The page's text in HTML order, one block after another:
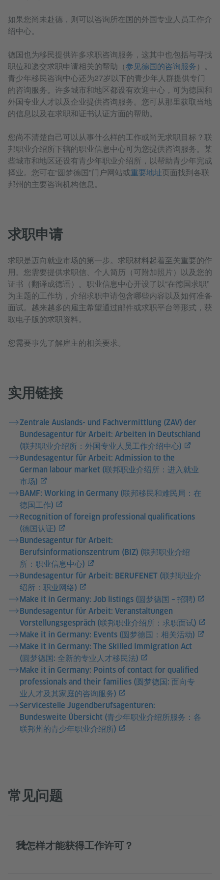
如果您尚未赴德，则可以咨询所在国的外国专业人员工作介
绍中心。
德国也为移民提供许多求职咨询服务，这其中也包括与寻找
职位和递交求职申请相关的帮助（参见德国的咨询服务）。
青少年移民咨询中心还为27岁以下的青少年人群提供专门
的咨询服务。许多城市和地区都设有欢迎中心，可为德国和
外国专业人才以及企业提供咨询服务。您可从那里获取当地
的信息以及在求职和证书认证方面的帮助。
您尚不清楚自己可以从事什么样的工作或尚无求职目标？联
邦职业介绍所下辖的职业信息中心可为您提供咨询服务。某
些城市和地区还设有青少年职业介绍所，以帮助青少年完成
择业。您可在“圆梦德国”门户网站或重要地址页面找到各联
邦州的主要咨询机构信息。
求职申请
求职是迈向就业市场的第一步。求职材料起着至关重要的作
用。您需要提供求职信、个人简历（可附加照片）以及您的
证书（翻译成德语）。职业信息中心开设了以“在德国求职”
为主题的工作坊，介绍求职申请包含哪些内容以及如何准备
面试。越来越多的雇主希望通过邮件或求职平台等形式，获
取电子版的求职资料。
您需要事先了解雇主的相关要求。
实用链接
Zentrale Auslands- und Fachvermittlung (ZAV) der
Bundesagentur für Arbeit: Arbeiten in Deutschland
(联邦职业介绍所：外国专业人员工作介绍中心)
Bundesagentur für Arbeit: Admission to the
German labour market (联邦职业介绍所：进入就业
市场)
BAMF: Working in Germany (联邦移民和难民局：在
德国工作)
Recognition of foreign professional qualifications
(德国认证)
Bundesagentur für Arbeit:
Berufsinformationszentrum (BIZ) (联邦职业介绍
所：职业信息中心)
Bundesagentur für Arbeit: BERUFENET (联邦职业介
绍所：职业网络)
Make it in Germany: Job listings (圆梦德国 – 招聘)
Bundesagentur für Arbeit: Veranstaltungen
Vorstellungsgespräch (联邦职业介绍所：求职面试)
Make it in Germany: Events (圆梦德国：相关活动)
Make it in Germany: The Skilled Immigration Act
(圆梦德国: 全新的专业人才移民法)
Make it in Germany: Points of contact for qualified
professionals and their families (圆梦德国: 面向专
业人才及其家庭的咨询服务)
Servicestelle Jugendberufsagenturen:
Bundesweite Übersicht (青少年职业介绍所服务：各
联邦州的青少年职业介绍所)
常见问题
我怎样才能获得工作许可？